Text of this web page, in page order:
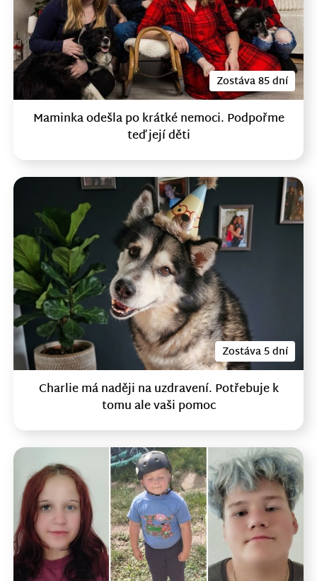
Zostáva 85 dní
Maminka odešla po krátké nemoci. Podpořme
teď její děti
Zostáva 5 dní
Charlie má naději na uzdravení. Potřebuje k
tomu ale vaši pomoc